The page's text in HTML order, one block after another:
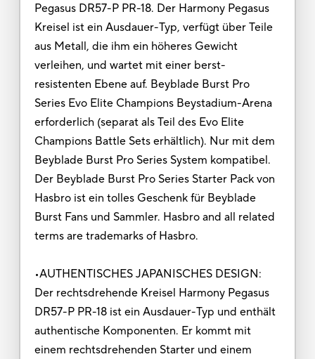
Pegasus DR57-P PR-18. Der Harmony Pegasus
Kreisel ist ein Ausdauer-Typ, verfügt über Teile
aus Metall, die ihm ein höheres Gewicht
verleihen, und wartet mit einer berst-
resistenten Ebene auf. Beyblade Burst Pro
Series Evo Elite Champions Beystadium-Arena
erforderlich (separat als Teil des Evo Elite
Champions Battle Sets erhältlich). Nur mit dem
Beyblade Burst Pro Series System kompatibel.
Der Beyblade Burst Pro Series Starter Pack von
Hasbro ist ein tolles Geschenk für Beyblade
Burst Fans und Sammler. Hasbro and all related
terms are trademarks of Hasbro.
•AUTHENTISCHES JAPANISCHES DESIGN:
Der rechtsdrehende Kreisel Harmony Pegasus
DR57-P PR-18 ist ein Ausdauer-Typ und enthält
authentische Komponenten. Er kommt mit
einem rechtsdrehenden Starter und einem